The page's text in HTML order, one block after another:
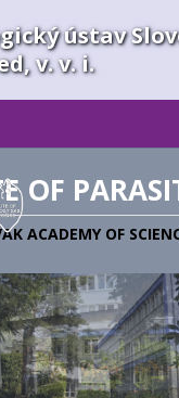
ústav
v. v. i.
OF
ACADEMY OF